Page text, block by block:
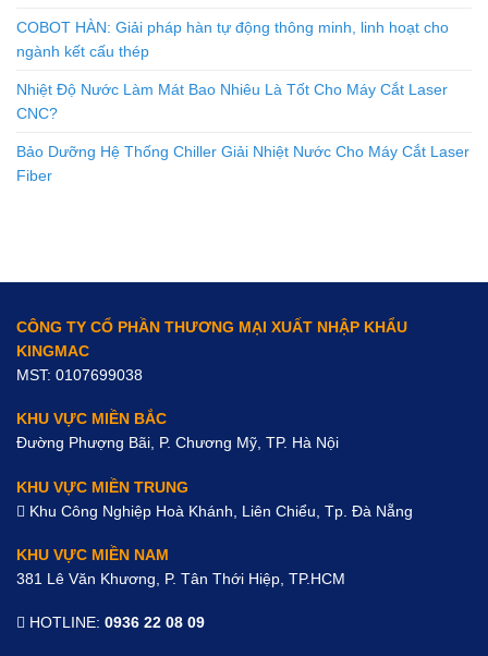
COBOT HÀN: Giải pháp hàn tự động thông minh, linh hoạt cho
ngành kết cấu thép
Nhiệt Độ Nước Làm Mát Bao Nhiêu Là Tốt Cho Máy Cắt Laser
CNC?
Bảo Dưỡng Hệ Thống Chiller Giải Nhiệt Nước Cho Máy Cắt Laser
Fiber
CÔNG TY CỔ PHẦN THƯƠNG MẠI XUẤT NHẬP KHẨU
KINGMAC
MST: 0107699038
KHU VỰC MIỀN BẮC
Đường Phượng Bãi, P. Chương Mỹ, TP. Hà Nội
KHU VỰC MIỀN TRUNG
Khu Công Nghiệp Hoà Khánh, Liên Chiểu, Tp. Đà Nẵng
KHU VỰC MIỀN NAM
381 Lê Văn Khương, P. Tân Thới Hiệp, TP.HCM
HOTLINE: 0936 22 08 09